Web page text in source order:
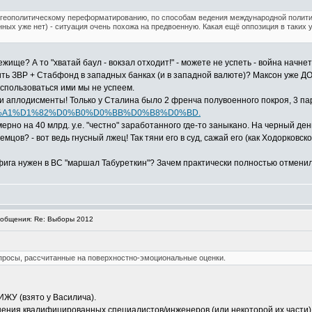
переформатированию, по способам ведения международной
уже нет) - ситуация очень похожа на предвоенную. Какая ещё оппозиция в таких
А то "хватай баул - вокзал отходит!" - можете не успеть - война
ЗВР + Стабфонд в западных банках (и в западной валюте)? Максон уже
ими мы не успеем.
Только у Сталина было 2 френча полувоенного покроя, 3
на 40 млрд. у.е. "честно" заработанного где-то заныкано. На черный
- вот ведь гнусный лжец! Так тяни его в суд, сажай его (как
нужен в ВС "маршал Табуреткин"? Зачем практически полностью
Re: Выборы 2012
рассчитанные на поверхностно-эмоциональные оценки.
(взято у Василича).
квалифицированных специалистов/инженеров (или некоторой их